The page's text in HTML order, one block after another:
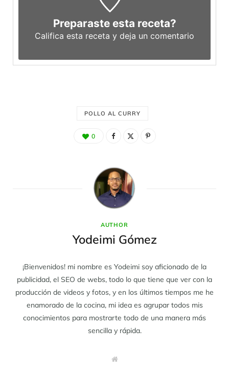
Preparaste esta receta?
Califica esta receta y deja un comentario
POLLO AL CURRY
0
AUTHOR
Yodeimi Gómez
¡Bienvenidos! mi nombre es Yodeimi soy aficionado de la
publicidad, el SEO de webs, todo lo que tiene que ver con la
producción de videos y fotos, y en los últimos tiempos me he
enamorado de la cocina, mi idea es agrupar todos mis
conocimientos para mostrarte todo de una manera más
sencilla y rápida.
W